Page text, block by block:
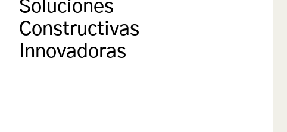
Soluciones
Constructivas
Innovadoras